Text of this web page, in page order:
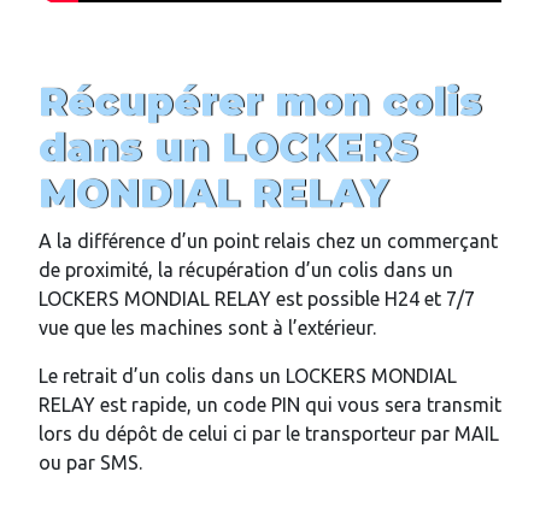
Récupérer mon colis
dans un LOCKERS
MONDIAL RELAY
A la différence d’un point relais chez un commerçant
de proximité, la récupération d’un colis dans un
LOCKERS MONDIAL RELAY est possible H24 et 7/7
vue que les machines sont à l’extérieur.
Le retrait d’un colis dans un LOCKERS MONDIAL
RELAY est rapide, un code PIN qui vous sera transmit
lors du dépôt de celui ci par le transporteur par MAIL
ou par SMS.